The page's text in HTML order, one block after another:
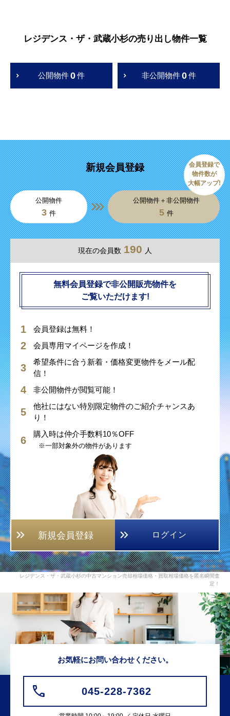
レジデンス・ザ・武蔵小杉の売り出し物件一覧
公開物件0件 非公開物件 0 件
新規会員登録
公開物件
3 件
公開物件＋非公開物件
5 件
会員登録で
物件数が
大幅アップ!
現在の会員数 190 人
無料会員登録で非公開販売物件を
ご覧いただけます!
会員登録は無料！
会員専用マイページを作成！
希望条件に合う新着・価格変更物件をメール配
信！
非公開物件が閲覧可能！
他社にはない特別限定物件のご紹介チャンスあ
り！
購入時は仲介手数料10％OFF
※一部対象外の物件があります
新規会員登録 ログイン
レジデンス・ザ・武蔵小杉の中古マンション売却相場価格・買取相場価格を匿名瞬間査
定！
お気軽にお問い合わせください。
045-228-7362